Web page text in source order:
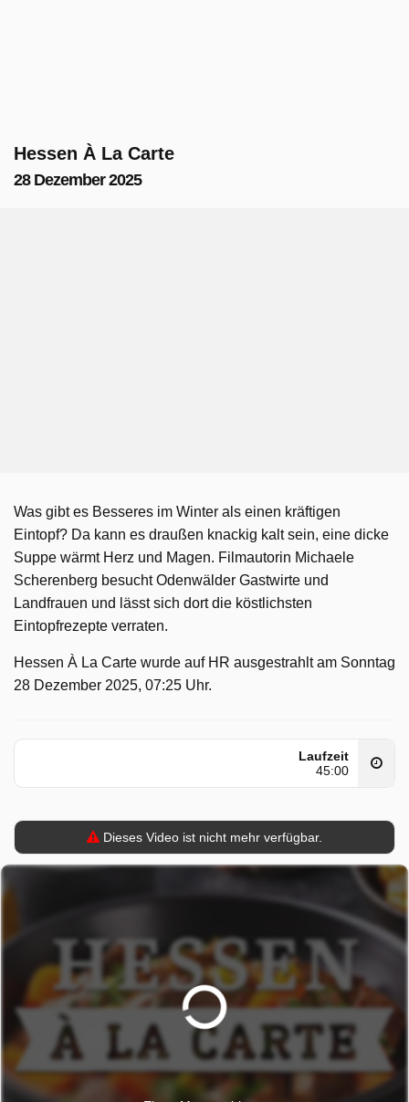
Hessen À La Carte
28 Dezember 2025
Was gibt es Besseres im Winter als einen kräftigen
Eintopf? Da kann es draußen knackig kalt sein, eine dicke
Suppe wärmt Herz und Magen. Filmautorin Michaele
Scherenberg besucht Odenwälder Gastwirte und
Landfrauen und lässt sich dort die köstlichsten
Eintopfrezepte verraten.
Hessen À La Carte wurde auf HR ausgestrahlt am Sonntag
28 Dezember 2025, 07:25 Uhr.
Laufzeit
45:00
Dieses Video ist nicht mehr verfügbar.